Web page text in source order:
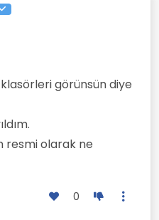
görünsün diye
resmi olarak ne
0